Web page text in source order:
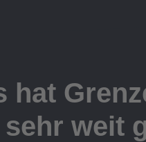
hat
weit